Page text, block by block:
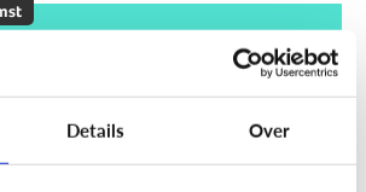
Details Over
devices?